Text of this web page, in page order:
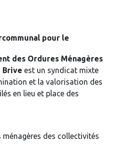
pour le
des Ordures Ménagères
Brive est un syndicat mixte
et la valorisation des
en lieu et place des
des collectivités